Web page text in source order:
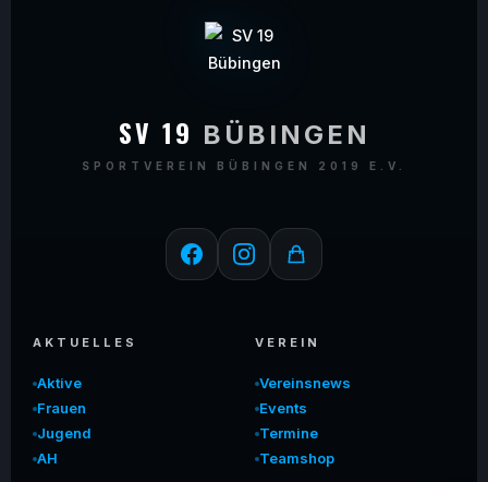
SV 19 BÜBINGEN
SPORTVEREIN BÜBINGEN 2019 E.V.
AKTUELLES
Aktive
Frauen
Jugend
AH
VEREIN
Vereinsnews
Events
Termine
Teamshop